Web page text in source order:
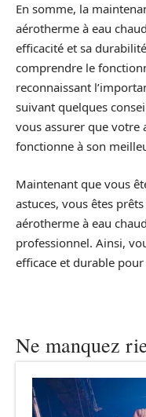
En somme, la
aérotherme à eau
efficacité et sa
comprendre le
reconnaissant
suivant quelques
vous assurer que votre
fonctionne à son
Maintenant que vous
astuces, vous êtes
aérotherme à eau
professionnel. Ainsi,
efficace et durable
Ne manquez